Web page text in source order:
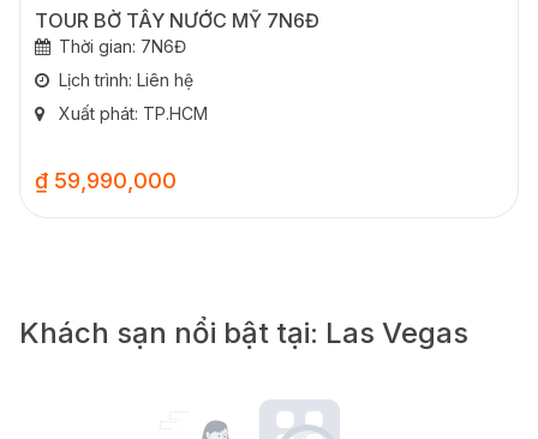
TOUR BỜ TÂY NƯỚC MỸ 7N6Đ
Thời gian: 7N6Đ
Lịch trình: Liên hệ
Xuất phát: TP.HCM
₫ 59,990,000
Khách sạn nổi bật tại: Las Vegas